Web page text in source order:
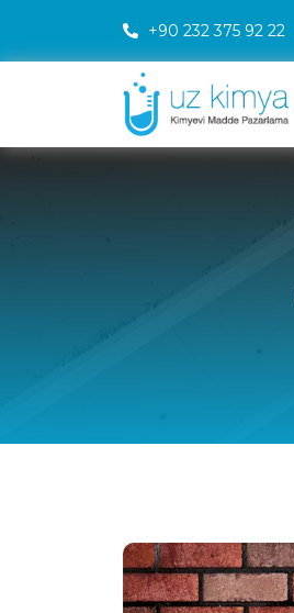
+90 232 375 92 22